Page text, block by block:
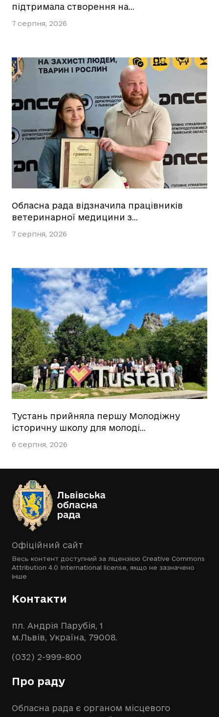
підтримала створення на…
7 серпня, 2026
Обласна рада відзначила працівників
ветеринарної медицини з…
7 серпня, 2026
Тустань прийняла першу Молодіжну
історичну школу для молоді…
6 серпня, 2026
Офіційний сайт
Весь контент доступний за ліцензією Creative Commons
Attribution 4.0 International license , якщо не зазначено
інше
Контакти
пл. Андрія Парубія, 1
м.Львів, Україна, 79008.
(032) 2-999-800
Про раду
Обласна рада є органом місцевого